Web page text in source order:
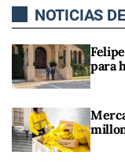
NOTICIAS
para